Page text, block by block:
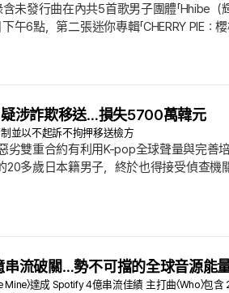
含未發行曲在內共5首歌男子團體「Hhibe
午6點，第二張迷你專輯「CHERRY PIE：
疑涉詐欺移送…損失5700萬韓元
並以不起訴不拘押移送檢方
劣雙重合約有利用K-pop全球聲量與完
多歲日本籍男子，終於也得接受偵查
經過如下. 去年12月，距離6人男子團體出
串流破關…勢不可擋的全球音源能
Mine〉達成 Spotify 4億串流佳績 主打曲〈Who〉